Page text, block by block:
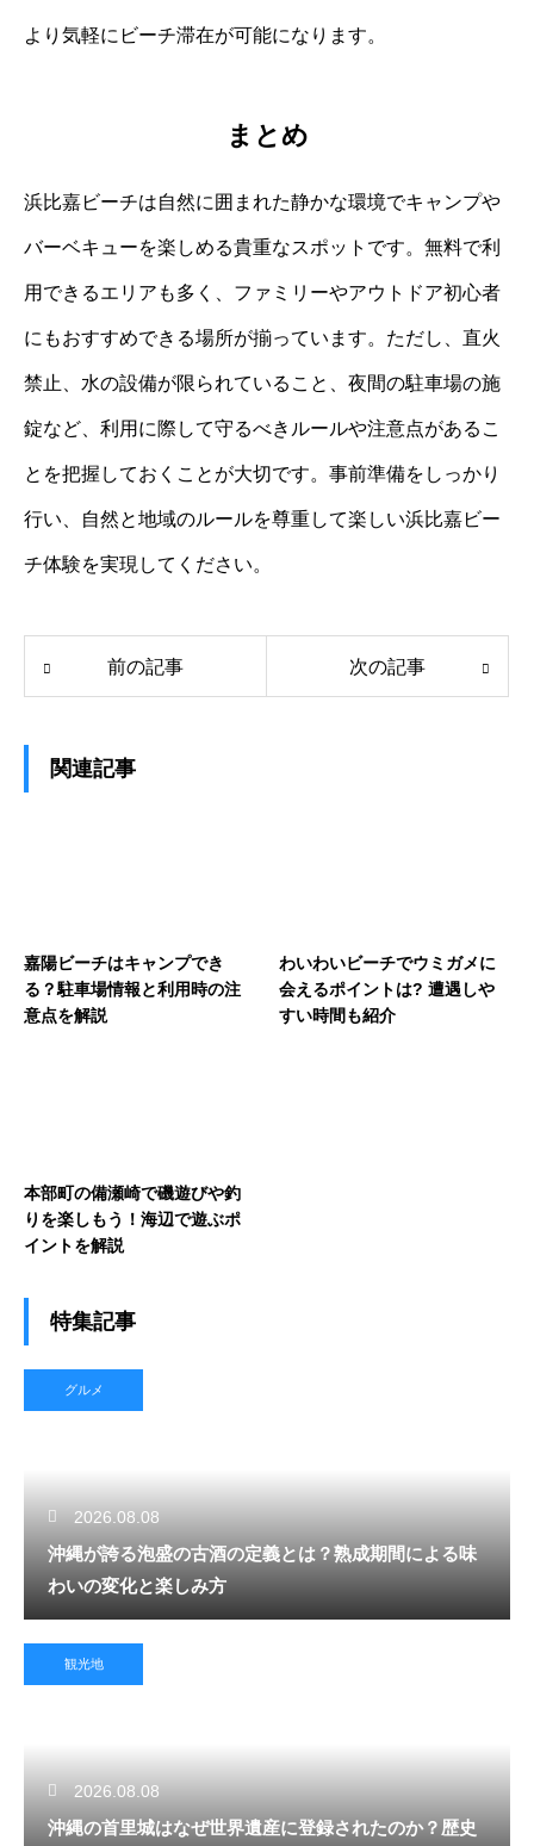
より気軽にビーチ滞在が可能になります。
まとめ
浜比嘉ビーチは自然に囲まれた静かな環境でキャンプや
バーベキューを楽しめる貴重なスポットです。無料で利
用できるエリアも多く、ファミリーやアウトドア初心者
にもおすすめできる場所が揃っています。ただし、直火
禁止、水の設備が限られていること、夜間の駐車場の施
錠など、利用に際して守るべきルールや注意点があるこ
とを把握しておくことが大切です。事前準備をしっかり
行い、自然と地域のルールを尊重して楽しい浜比嘉ビー
チ体験を実現してください。
前の記事 次の記事
関連記事
嘉陽ビーチはキャンプでき
る？駐車場情報と利用時の注
意点を解説
わいわいビーチでウミガメに
会えるポイントは? 遭遇しや
すい時間も紹介
本部町の備瀬崎で磯遊びや釣
りを楽しもう！海辺で遊ぶポ
イントを解説
特集記事
グルメ
2026.08.08
沖縄が誇る泡盛の古酒の定義とは？熟成期間による味
わいの変化と楽しみ方
観光地
2026.08.08
沖縄の首里城はなぜ世界遺産に登録されたのか？歴史